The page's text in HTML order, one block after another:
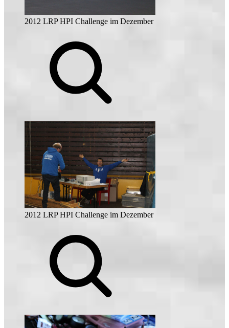
2012 LRP HPI Challenge im Dezember
2012 LRP HPI Challenge im Dezember